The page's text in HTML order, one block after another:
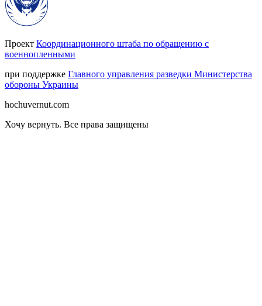
Проект Координационного штаба по обращению с
военнопленными
при поддержке Главного управления разведки Министерства
обороны Украины
hochuvernut.com
Хочу вернуть. Все права защищены